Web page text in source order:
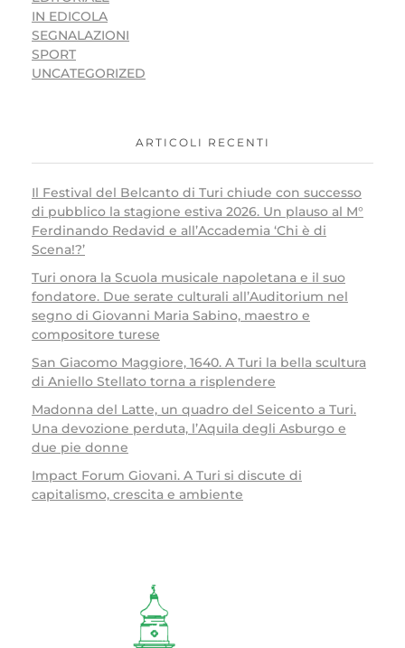
IN EDICOLA
SEGNALAZIONI
SPORT
UNCATEGORIZED
ARTICOLI RECENTI
Il Festival del Belcanto di Turi chiude con successo
di pubblico la stagione estiva 2026. Un plauso al M°
Ferdinando Redavid e all’Accademia ‘Chi è di
Scena!?’
Turi onora la Scuola musicale napoletana e il suo
fondatore. Due serate culturali all’Auditorium nel
segno di Giovanni Maria Sabino, maestro e
compositore turese
San Giacomo Maggiore, 1640. A Turi la bella scultura
di Aniello Stellato torna a risplendere
Madonna del Latte, un quadro del Seicento a Turi.
Una devozione perduta, l’Aquila degli Asburgo e
due pie donne
Impact Forum Giovani. A Turi si discute di
capitalismo, crescita e ambiente